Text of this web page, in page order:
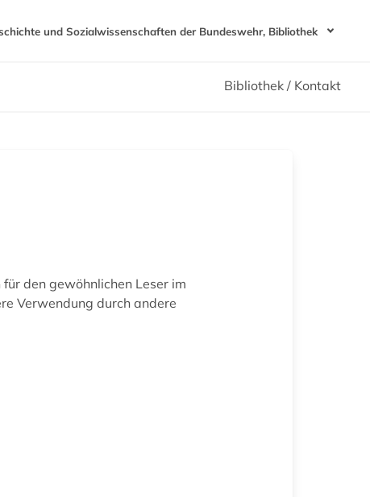
und Sozialwissenschaften der Bundeswehr, Bibliothek
Bibliothek / Kontakt
den gewöhnlichen Leser im
Verwendung durch andere